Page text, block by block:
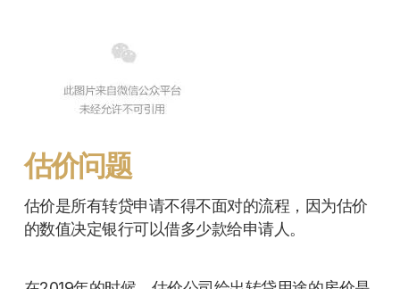
估价问题
估价是所有转贷申请不得不面对的流程，因为估价
的数值决定银行可以借多少款给申请人。